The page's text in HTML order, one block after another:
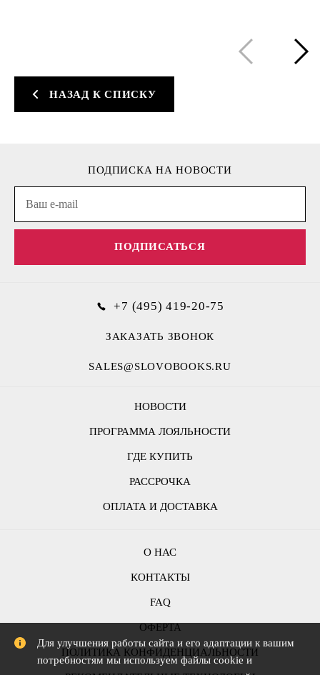
НАЗАД К СПИСКУ
НОВОСТИ
ПРОГРАММА ЛОЯЛЬНОСТИ
ГДЕ КУПИТЬ
РАССРОЧКА
ОПЛАТА И ДОСТАВКА
ПОДПИСКА НА НОВОСТИ
ПОДПИСАТЬСЯ
О НАС
КОНТАКТЫ
FAQ
ОФЕРТА
ПОЛИТИКА КОНФИДЕНЦИАЛЬНОСТИ
+7 (495) 419-20-75
ЗАКАЗАТЬ ЗВОНОК
SALES@SLOVOBOOKS.RU
Для улучшения работы сайта и его адаптации к вашим
потребностям мы используем файлы cookie и